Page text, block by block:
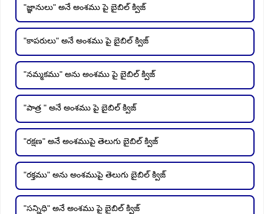
"జ్ఞానులు" అనే అంశము పై బైబిల్ క్విజ్
"కాపరులు" అనే అంశము పై బైబిల్ క్విజ్
"నమ్మకము" అను అంశము పై బైబిల్ క్విజ్
"పాత్ర " అనే అంశము పై బైబిల్ క్విజ్
"రక్షణ" అనే అంశముపై తెలుగు బైబిల్ క్విజ్
"రక్తము" అను అంశముపై తెలుగు బైబిల్ క్విజ్
"సన్నిధి" అనే అంశము పై బైబిల్ క్విజ్